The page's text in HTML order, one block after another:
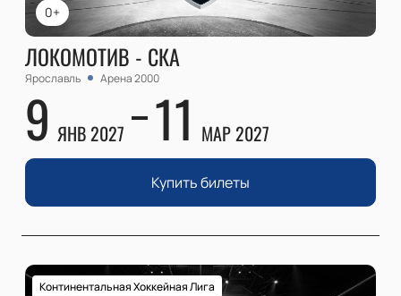
0+
ЛОКОМОТИВ - СКА
Ярославль Арена 2000
9 ЯНВ 2027 11 МАР 2027
Купить билеты
Континентальная Хоккейная Лига